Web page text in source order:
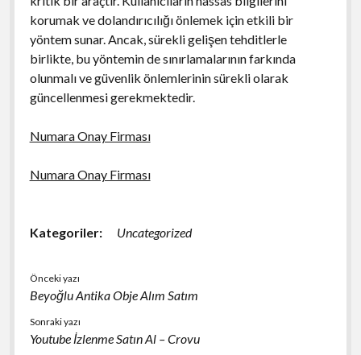
korumak ve dolandırıcılığı önlemek için etkili bir
yöntem sunar. Ancak, sürekli gelişen tehditlerle
birlikte, bu yöntemin de sınırlamalarının farkında
olunmalı ve güvenlik önlemlerinin sürekli olarak
güncellenmesi gerekmektedir.
Numara Onay Firması
Numara Onay Firması
Kategoriler: Uncategorized
Önceki yazı
Beyoğlu Antika Obje Alım Satım
Sonraki yazı
Youtube İzlenme Satın Al – Crovu